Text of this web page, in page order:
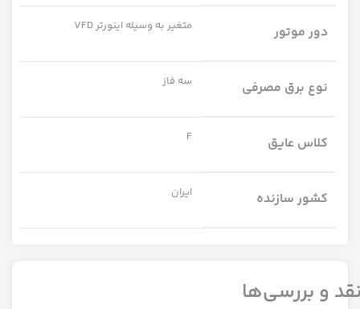
دور موتور متغیر به وسیله اینورتر VFD
نوع برق مصرفی سه فاز
کلاس عایق F
کشور سازنده ایران
و بررسی‌ها